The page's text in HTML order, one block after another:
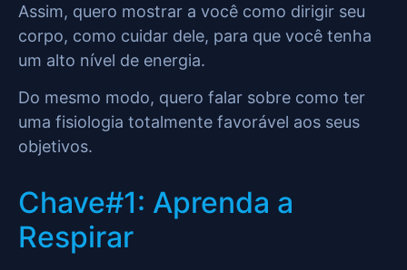
Assim, quero mostrar a você como dirigir seu
corpo, como cuidar dele, para que você tenha
um alto nível de energia.
Do mesmo modo, quero falar sobre como ter
uma fisiologia totalmente favorável aos seus
objetivos.
Chave#1: Aprenda a
Respirar